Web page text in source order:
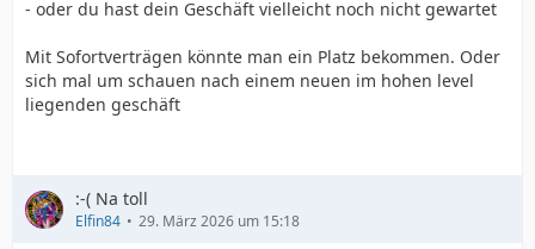
- oder du hast dein Geschäft vielleicht noch nicht gewartet
Mit Sofortverträgen könnte man ein Platz bekommen. Oder
sich mal um schauen nach einem neuen im hohen level
liegenden geschäft
:-( Na toll
Elfin84 29. März 2026 um 15:18